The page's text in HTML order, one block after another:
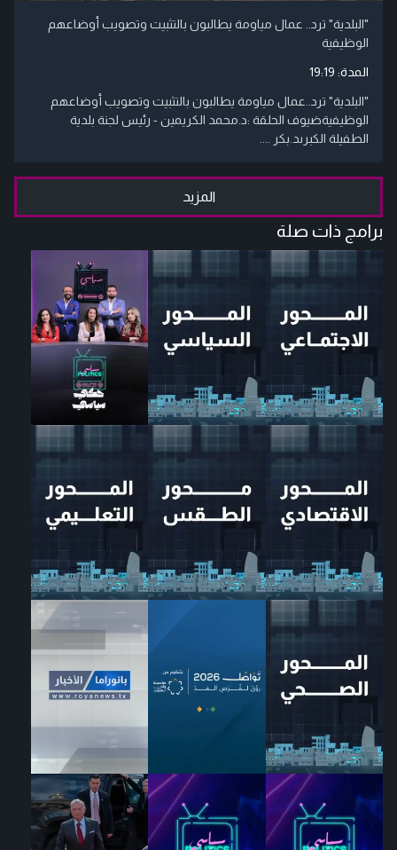
"البلدية" ترد.. عمال مياومة يطالبون بالتثبيت وتصويب أوضاعهم
الوظيفية
المدة: 19:19
"البلدية" ترد..عمال مياومة يطالبون بالتثبيت وتصويب أوضاعهم
الوظيفيةضيوف الحلقة :د.محمد الكريمين - رئيس لجنة بلدية
الطفيلة الكبرىد.بكر ....
المزيد
برامج ذات صلة